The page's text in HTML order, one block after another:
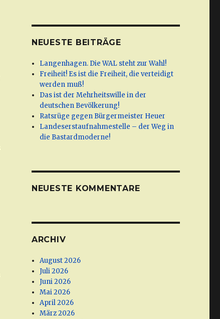
NEUESTE BEITRÄGE
Langenhagen. Die WAL steht zur Wahl!
Freiheit! Es ist die Freiheit, die verteidigt
werden muß!
Das ist der Mehrheitswille in der
deutschen Bevölkerung!
Ratsrüge gegen Bürgermeister Heuer
Landeserstaufnahmestelle – der Weg in
die Bastardmoderne!
NEUESTE KOMMENTARE
ARCHIV
August 2026
Juli 2026
Juni 2026
Mai 2026
April 2026
März 2026